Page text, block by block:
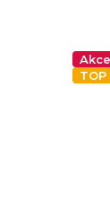
Akce
TOP